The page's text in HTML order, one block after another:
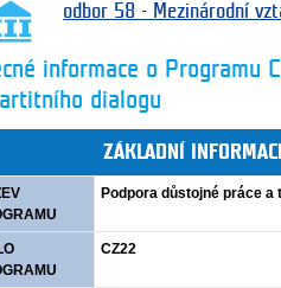
odbor 58 - Mezinárodní
informace o Programu
dialogu
ZÁKLADNÍ
Podpora důstojné práce
CZ22